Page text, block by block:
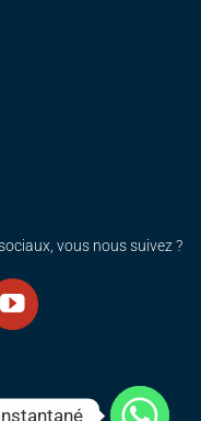
vous nous suivez ?